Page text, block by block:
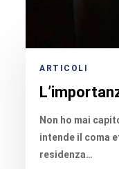
ARTICOLI
Non ho mai
intende il coma
residenza…